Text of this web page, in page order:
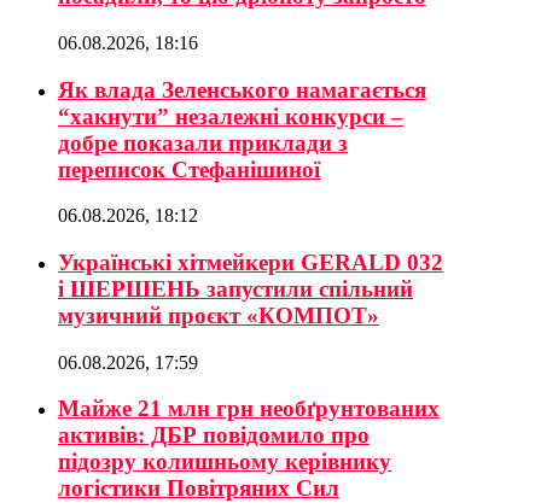
06.08.2026, 18:16
Як влада Зеленського намагається
“хакнути” незалежні конкурси –
добре показали приклади з
переписок Стефанішиної
06.08.2026, 18:12
Українські хітмейкери GERALD 032
і ШЕРШЕНЬ запустили спільний
музичний проєкт «КОМПОТ»
06.08.2026, 17:59
Майже 21 млн грн необґрунтованих
активів: ДБР повідомило про
підозру колишньому керівнику
логістики Повітряних Сил